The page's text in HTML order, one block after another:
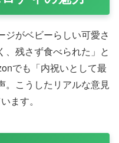
ジがベビーらしい可愛さ
、残さず食べられた」と
でも「内祝いとして最
。こうしたリアルな意見
ます。